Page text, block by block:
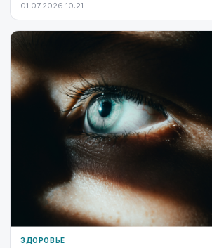
01.07.2026 10:21
ЗДОРОВЬЕ